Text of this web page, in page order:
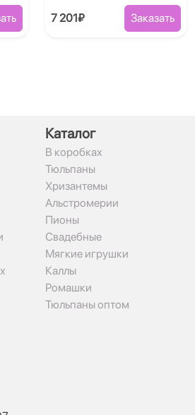
7 201₽ Заказать
Каталог
В коробках
Тюльпаны
Хризантемы
Альстромерии
Пионы
Свадебные
Мягкие игрушки
Каллы
Ромашки
Тюльпаны оптом